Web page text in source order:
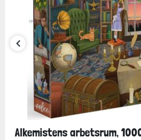
Alkemistens arbetsrum,